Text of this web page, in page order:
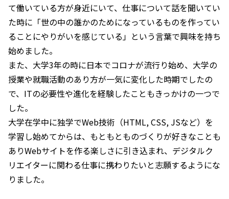
て働いている方が身近にいて、仕事について話を聞いてい
た時に「世の中の誰かのためになっているものを作ってい
ることにやりがいを感じている」という言葉で興味を持ち
始めました。
また、大学3年の時に日本でコロナが流行り始め、大学の
授業や就職活動のあり方が一気に変化した時期でしたの
で、ITの必要性や進化を経験したこともきっかけの一つで
した。
大学在学中に独学でWeb技術（HTML, CSS, JSなど）を
学習し始めてからは、もともとものづくりが好きなことも
ありWebサイトを作る楽しさに引き込まれ、デジタルク
リエイターに関わる仕事に携わりたいと志願するようにな
りました。